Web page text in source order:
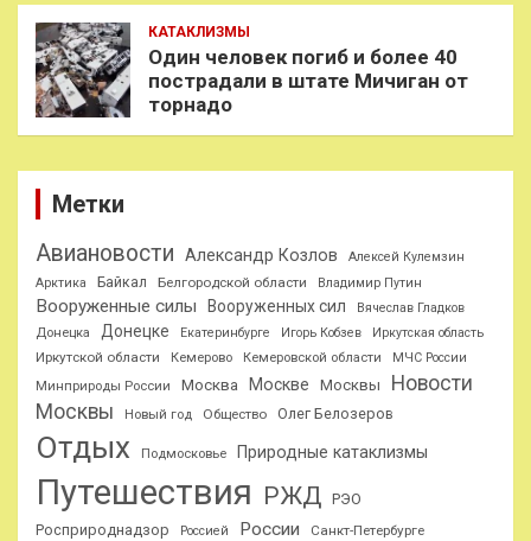
КАТАКЛИЗМЫ
Один человек погиб и более 40
пострадали в штате Мичиган от
торнадо
Метки
Авиановости Александр Козлов
Алексей Кулемзин
Арктика
Байкал Белгородской области Владимир Путин
Вооруженные силы Вооруженных сил
Вячеслав Гладков
Донецка
Донецке Екатеринбурге Игорь Кобзев Иркутская область
Иркутской области Кемерово Кемеровской области
МЧС России
Минприроды России
Москва Москве Москвы
Новости
Москвы
Новый год Общество Олег Белозеров
Отдых Подмосковье Природные катаклизмы
Путешествия РЖД РЭО
Росприроднадзор
Россией России Санкт-Петербурге